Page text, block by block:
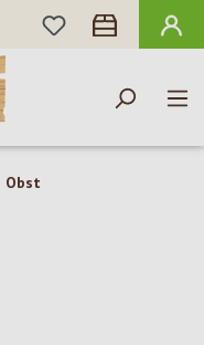
DU HAST 0
Obst